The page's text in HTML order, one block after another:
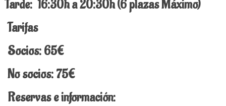
Tarde: 16:30h a 20:30h (6 plazas Máximo)
Tarifas
Socios: 65€
No socios: 75€
Reservas e información: